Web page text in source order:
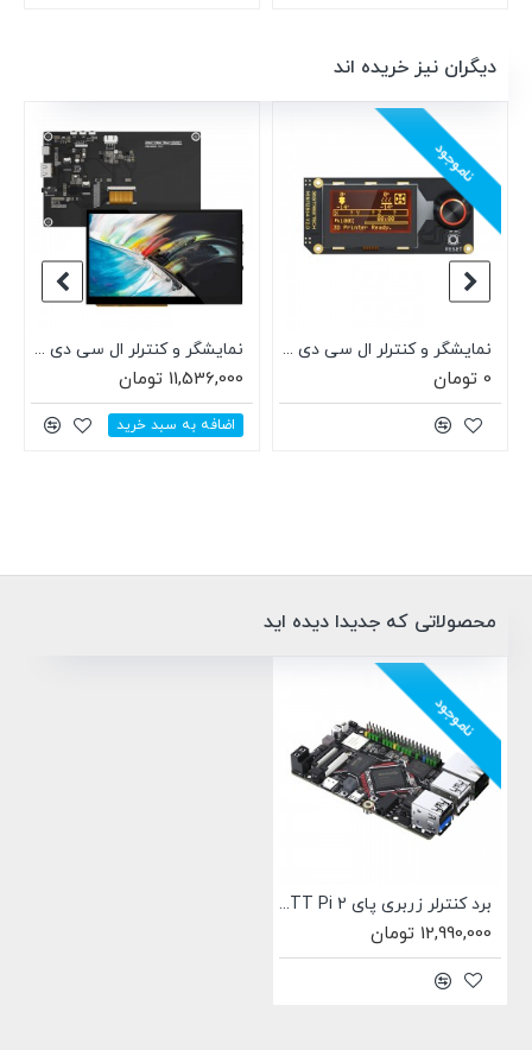
دیگران نیز خریده اند
ناموجود
نمایشگر و کنترلر ال سی دی پرینتر سه بعدی BIGTREETECH MINI12864 V2.0
0 تومان
نمایشگر و کنترلر ال سی دی لمسی و رنگی پرینتر سه بعدی BIGTREETECH HDMI7
11,536,000 تومان
اضافه به سبد خرید
محصولاتی که جدیدا دیده اید
ناموجود
برد کنترلر زربری پای BIGTREETECH BTT Pi 2
12,990,000 تومان